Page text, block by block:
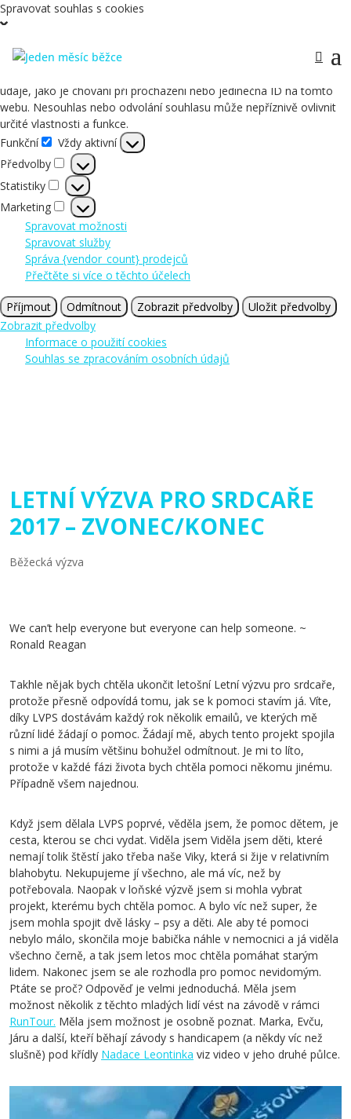
Spravovat souhlas s cookies
přístupu k informacím o zařízení, technologie jako jsou soubory
údaje, jako je chování při procházení nebo jedinečná ID na tomto
webu. Nesouhlas nebo odvolání souhlasu může nepříznivě ovlivnit
určité vlastnosti a funkce.
Funkční
Funkční
Vždy aktivní
Předvolby
Předvolby
Statistiky
Statistiky
Marketing
Marketing
Spravovat možnosti
Spravovat služby
Správa {vendor_count} prodejců
Přečtěte si více o těchto účelech
Příjmout Odmítnout Zobrazit předvolby
Uložit předvolby
Zobrazit předvolby
Informace o použití cookies
Souhlas se zpracováním osobních údajů
LETNÍ VÝZVA PRO SRDCAŘE
2017 – ZVONEC/KONEC
Běžecká výzva
We can’t help everyone but everyone can help someone. ~
Ronald Reagan
Takhle nějak bych chtěla ukončit letošní Letní výzvu pro srdcaře,
protože přesně odpovídá tomu, jak se k pomoci stavím já. Víte,
díky LVPS dostávám každý rok několik emailů, ve kterých mě
různí lidé žádají o pomoc. Žádají mě, abych tento projekt spojila
s nimi a já musím většinu bohužel odmítnout. Je mi to líto,
protože v každé fázi života bych chtěla pomoci někomu jinému.
Případně všem najednou.
Když jsem dělala LVPS poprvé, věděla jsem, že pomoc dětem, je
cesta, kterou se chci vydat. Viděla jsem Viděla jsem děti, které
nemají tolik štěstí jako třeba naše Viky, která si žije v relativním
blahobytu. Nekupujeme jí všechno, ale má víc, než by
potřebovala. Naopak v loňské výzvě jsem si mohla vybrat
projekt, kterému bych chtěla pomoc. A bylo víc než super, že
jsem mohla spojit dvě lásky – psy a děti. Ale aby té pomoci
nebylo málo, skončila moje babička náhle v nemocnici a já viděla
všechno černě, a tak jsem letos moc chtěla pomáhat starým
lidem. Nakonec jsem se ale rozhodla pro pomoc nevidomým.
Ptáte se proč? Odpověď je velmi jednoduchá. Měla jsem
možnost několik z těchto mladých lidí vést na závodě v rámci
RunTour. Měla jsem možnost je osobně poznat. Marka, Evču,
Járu a další, kteří běhají závody s handicapem (a někdy víc než
slušně) pod křídly Nadace Leontinka viz video v jeho druhé půlce.